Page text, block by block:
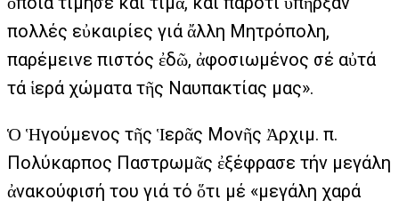
πολλές εὐκαιρίες γιά ἄλλη Μητρόπολη,
παρέμεινε πιστός ἐδῶ, ἀφοσιωμένος σέ αὐτά
τά ἱερά χώματα τῆς Ναυπακτίας μας».
Ὁ Ἡγούμενος τῆς Ἱερᾶς Μονῆς Ἀρχιμ. π.
Πολύκαρπος Παστρωμᾶς ἐξέφρασε τήν μεγάλη
ἀνακούφισή του γιά τό ὅτι μέ «μεγάλη χαρά